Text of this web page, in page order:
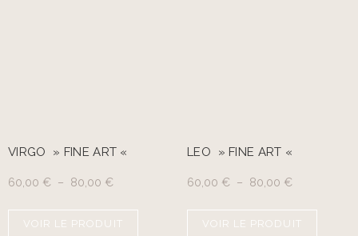
VIRGO » FINE ART «
60,00 € – 80,00 €
VOIR LE PRODUIT
LEO » FINE ART «
60,00 € – 80,00 €
VOIR LE PRODUIT